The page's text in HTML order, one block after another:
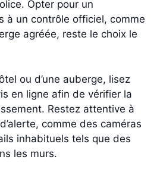
Opter pour un
à un contrôle officiel, comme
agréée, reste le choix le
ou d’une auberge, lisez
en ligne afin de vérifier la
Restez attentive à
comme des caméras
inhabituels tels que des
les murs.